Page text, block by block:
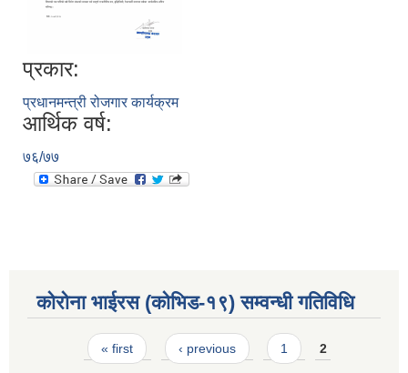
प्रकार:
प्रधानमन्त्री रोजगार कार्यक्रम
आर्थिक वर्ष:
७६/७७
कोरोना भाईरस (कोभिड-१९) सम्वन्धी गतिविधि
Pages« first ‹ previous 1 2